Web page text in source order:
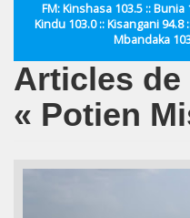
FM: Kinshasa 103.5 :: Bunia
Kindu 103.0 :: Kisangani 94.8
Mbandaka
Articles de
« Potien